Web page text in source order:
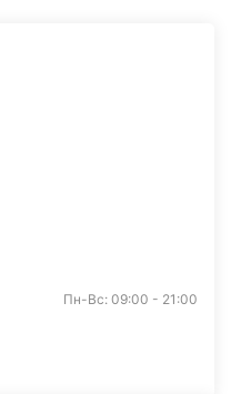
Пн-Вс: 09:00 - 21:00